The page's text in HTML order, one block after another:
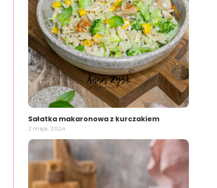
Sałatka makaronowa z kurczakiem
2 maja, 2024